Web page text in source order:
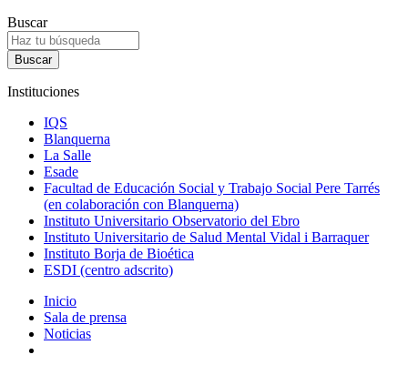
Buscar
Instituciones
IQS
Blanquerna
La Salle
Esade
Facultad de Educación Social y Trabajo Social Pere Tarrés
(en colaboración con Blanquerna)
Instituto Universitario Observatorio del Ebro
Instituto Universitario de Salud Mental Vidal i Barraquer
Instituto Borja de Bioética
ESDI (centro adscrito)
Inicio
Sala de prensa
Noticias